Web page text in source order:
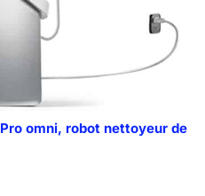
omni, robot nettoyeur de